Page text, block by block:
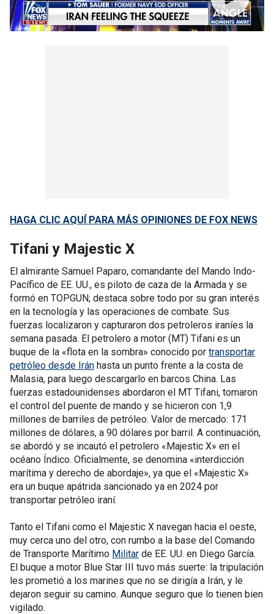
HAGA CLIC AQUÍ PARA MÁS OPINIONES DE FOX NEWS
Tifani y Majestic X
El almirante Samuel Paparo, comandante del Mando Indo-
Pacífico de EE. UU., es piloto de caza de la Armada y se
formó en TOPGUN; destaca sobre todo por su gran interés
en la tecnología y las operaciones de combate. Sus
fuerzas localizaron y capturaron dos petroleros iraníes la
semana pasada. El petrolero a motor (MT) Tifani es un
buque de la «flota en la sombra» conocido por transportar
petróleo desde Irán hasta un punto frente a la costa de
Malasia, para luego descargarlo en barcos China. Las
fuerzas estadounidenses abordaron el MT Tifani, tomaron
el control del puente de mando y se hicieron con 1,9
millones de barriles de petróleo. Valor de mercado: 171
millones de dólares, a 90 dólares por barril. A continuación,
se abordó y se incautó el petrolero «Majestic X» en el
océano Índico. Oficialmente, se denomina «interdicción
marítima y derecho de abordaje», ya que el «Majestic X»
era un buque apátrida sancionado ya en 2024 por
transportar petróleo iraní.
Tanto el Tifani como el Majestic X navegan hacia el oeste,
muy cerca uno del otro, con rumbo a la base del Comando
de Transporte Marítimo Militar de EE. UU. en Diego García.
El buque a motor Blue Star III tuvo más suerte: la tripulación
les prometió a los marines que no se dirigía a Irán, y le
dejaron seguir su camino. Aunque seguro que lo tienen bien
vigilado.